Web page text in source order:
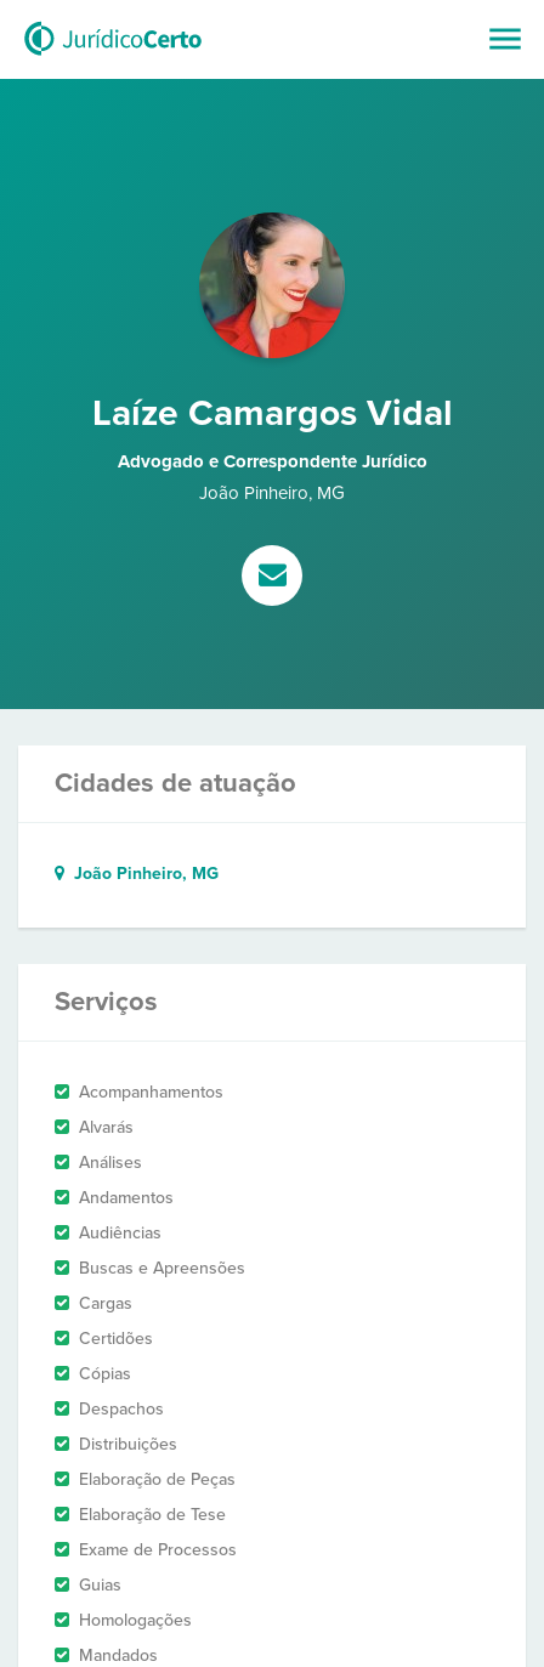
Laíze Camargos Vidal
Advogado e Correspondente Jurídico
João Pinheiro, MG
Cidades de atuação
João Pinheiro, MG
Serviços
Acompanhamentos
Alvarás
Análises
Andamentos
Audiências
Buscas e Apreensões
Cargas
Certidões
Cópias
Despachos
Distribuições
Elaboração de Peças
Elaboração de Tese
Exame de Processos
Guias
Homologações
Mandados